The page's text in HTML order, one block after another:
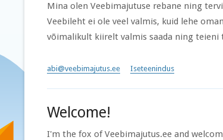
Mina olen Veebimajutuse rebane ning
Veebileht ei ole veel valmis, kuid lehe
võimalikult kiirelt valmis saada ning teieni
abi@veebimajutus.ee Iseteenindus
Welcome!
I'm the fox of Veebimajutus.ee and